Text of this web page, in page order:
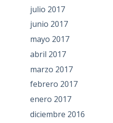
julio 2017
junio 2017
mayo 2017
abril 2017
marzo 2017
febrero 2017
enero 2017
diciembre 2016